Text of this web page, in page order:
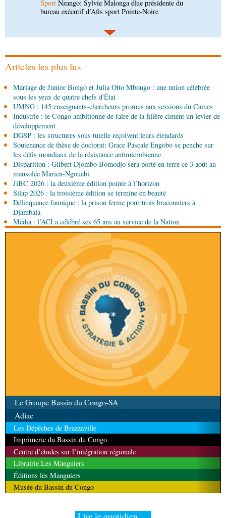
SociétéDiaspora : rencontre des Congolais de
l'étranger à Brazzaville
06-08-2026 15:30
lance la deuxième édition de la Grande foire
agricole du Congo
SociétéUMNG : 145 enseignants-chercheurs
promus aux sessions du Cames
06-08-2026 15:00
SociétéProjet PSIPJ : des formateurs en
apprentissage
06-08-2026 15:00
Art-Culture-Média
Kinshasa : le Congo à l'honneur
ÉconomieDeuxième édition de la Gfac : le défi
d’offrir à la nation des produits alimentaires de
Articles les plus lus
Mariage de Junior Bongo et Julia Otto Mbongo : une union célébrée
sous les yeux de quatre chefs d'État
UMNG : 145 enseignants-chercheurs promus aux sessions du Cames
Industrie : le Congo ambitionne de faire de la filière ciment un levier de
développement
DGSP : les structures sous tutelle reçoivent leurs étendards
Soutenance de thèse de doctorat: Grace Pascale Engobo se penche sur
les défis mondiaux de la résistance antimicrobienne
Disparition : Gilbert Djombo Bomodjo sera porté en terre ce 3 août au
mausolée Marien-Ngouabi
JiBC 2026 : la deuxième édition pointe à l’horizon
Silap 2026 : la troisième édition se termine en beauté
Délinquance faunique : la prison ferme pour trois braconniers à
Djambala
Média : l’ACI a célébré ses 65 ans au service de la Nation
Le Groupe Bassin du Congo-SA
Adiac
Les Dépêches de Brazzaville
Imprimerie du Bassin du Congo
Centre d’études sur l’intégration régionale
Librairie Les Manguiers
Éditions les Manguiers
Musée du Bassin du Congo